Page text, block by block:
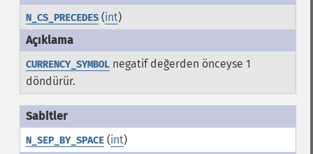
N_CS_PRECEDES(int)
CURRENCY_SYMBOLnegatif değerden önceyse 1
döndürür.
N_SEP_BY_SPACE(int)